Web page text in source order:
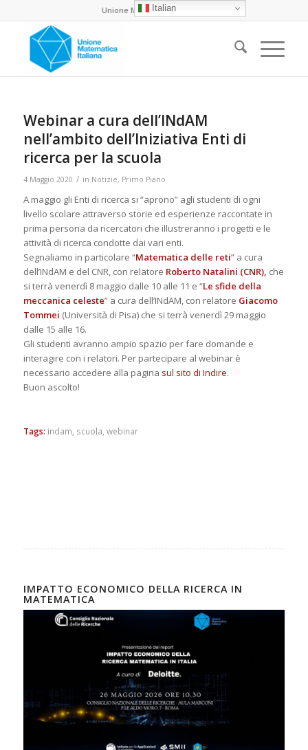
Unione Matematica Italiana
Webinar a cura dell’INdAM
nell’ambito dell’Iniziativa Enti di
ricerca per la scuola
4 Maggio 2020 / in Notizie, Primo Piano
A maggio gli Enti di ricerca si “aprono” agli studenti di ogni
livello scolare attraverso storie ed esperienze raccontate in
prima persona da ricercatori che illustreranno i progetti e le
attività di ricerca condotte dai vari enti.
Segnaliamo in particolare “Matematica delle reti” a cura
dell’INdAM e del CNR, con relatore Roberto Natalini (CNR), che
si terrà venerdì 8 maggio dalle 10 alle 11 e “Le sfide della
meccanica celeste” a cura dell’INdAM, con relatore Giacomo
Tommei (Università di Pisa) che si terrà venerdì 29 maggio
dalle 15 alle 16.
Gli studenti avranno ampio spazio per fare domande e
interagire con i relatori. Per partecipare al webinar è
necessario accedere alla pagina sul sito di Indire.
Buon ascolto!
Tags: indam scuola webinar
IMPATTO ECONOMICO DELLA RICERCA IN
MATEMATICA
Italian